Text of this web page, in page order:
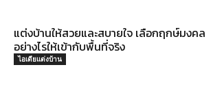
แต่งบ้านให้สวยและสบายใจ เลือกฤกษ์มงคล
อย่างไรให้เข้ากับพื้นที่จริง
ไอเดียแต่งบ้าน